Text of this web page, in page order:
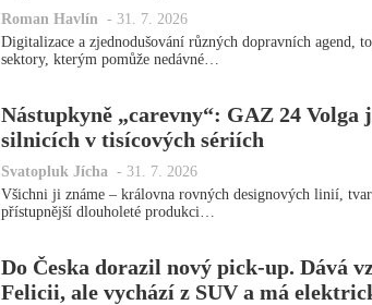
Roman Havlín - 31. 7. 2026
Digitalizace a zjednodušování různých dopravních agend,
sektory, kterým pomůže nedávné…
Nástupkyně „carevny“: GAZ 24 Volga
silnicích v tisícových sériích
Svatopluk Jícha - 31. 7. 2026
Všichni ji známe – královna rovných designových linií,
přístupnější dlouholeté produkci…
Do Česka dorazil nový pick-up. Dává
Felicii, ale vychází z SUV a má